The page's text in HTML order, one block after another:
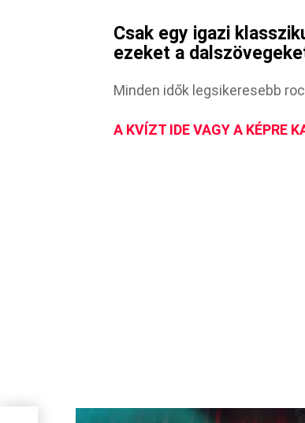
Csak egy igazi
ezeket a
Minden idők legsikeresebb
A KVÍZT IDE VAGY A KÉPRE